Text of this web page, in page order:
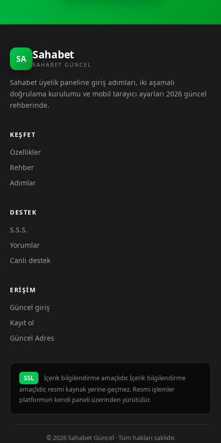
SA Sahabet
SAHABET GÜNCEL
Sahabet üyelik paneline giriş adımları, iki aşamalı
doğrulama kurulumu ve mobil tarayıcı ayarları 2026 güncel
rehberinde.
KEŞFET
Özellikler
Rehber
Adımlar
DESTEK
S.S.S.
Yorumlar
Canlı destek
ERIŞIM
Güncel giriş
Kayıt ol
Güncel Adres
SSL
İçerik bilgilendirme amaçlıdır. İçerik bilgilendirme
amaçlıdır, resmi kaynak yerine geçmez. Resmi işlemler
platformun kendi paneli üzerinden yürütülür.
© 2026 Sahabet Güncel · Tüm hakları saklıdır.